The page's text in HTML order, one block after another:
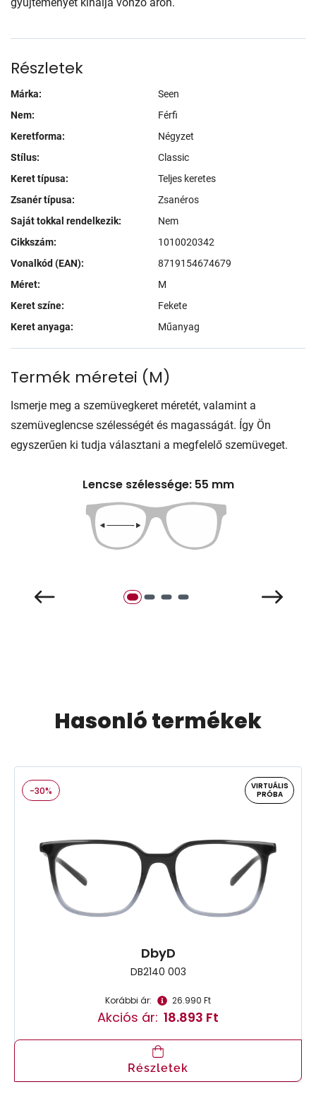
Részletek
Márka:
Seen
Nem:
Férfi
Keretforma:
Négyzet
Stílus:
Classic
Keret típusa:
Teljes keretes
Zsanér típusa:
Zsanéros
Saját tokkal rendelkezik:
Nem
Cikkszám:
1010020342
Vonalkód (EAN):
8719154674679
Méret:
M
Keret színe:
Fekete
Keret anyaga:
Műanyag
Termék méretei (M)
Ismerje meg a szemüvegkeret méretét, valamint a
szemüveglencse szélességét és magasságát. Így Ön
egyszerűen ki tudja választani a megfelelő szemüveget.
Lencse szélessége: 55 mm
Hasonló termékek
-30%
VIRTUÁLIS
PRÓBA
DbyD
DB2140 003
Korábbi ár: 26.990 Ft
Akciós ár: 18.893 Ft
Részletek